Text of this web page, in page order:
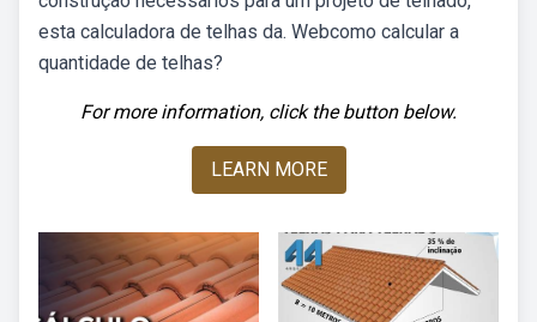
esta calculadora de telhas da. Webcomo calcular a
quantidade de telhas?
For more information, click the button below.
LEARN MORE